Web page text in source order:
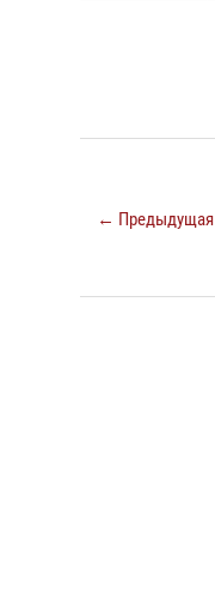
← Предыдущая